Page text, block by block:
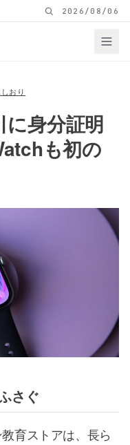
2026/08/06
おり
身分証明
も初の
さぐ
育ストアは、長ら